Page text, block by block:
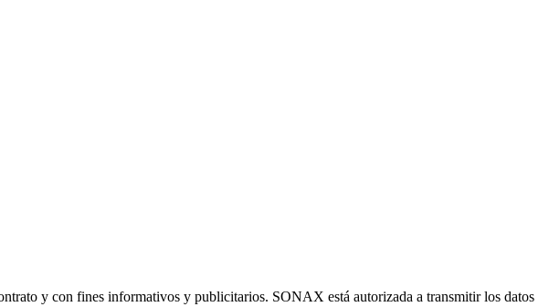
y con fines informativos y publicitarios. SONAX está autorizada a transmitir los datos